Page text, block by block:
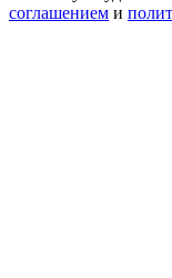
соглашением и